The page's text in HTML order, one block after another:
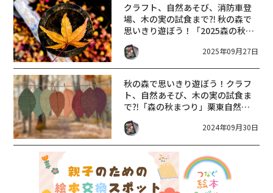
クラフト、自然あそび、消防車登
場、木の実の試食まで⁈ 秋の森で
思いきり遊ぼう！「2025森の秋ま
つり」栗東自然観察の森にて
【10/19】
2025年09月27日
秋の森で思いきり遊ぼう！クラフ
ト、自然あそび、木の実の試食ま
で⁈「森の秋まつり」栗東自然観
察の森にて【10/13】
2024年09月30日